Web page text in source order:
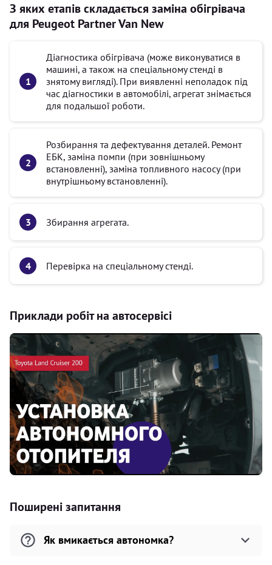
З яких етапів складається заміна обігрівача
для Peugeot Partner Van New
Діагностика обігрівача (може виконуватися в
машині, а також на спеціальному стенді в
знятому вигляді). При виявленні неполадок під
час діагностики в автомобілі, агрегат знімається
для подальшої роботи.
Розбирання та дефектування деталей. Ремонт
ЕБК, заміна помпи (при зовнішньому
встановленні), заміна топливного насосу (при
внутрішньому встановленні).
Збирання агрегата.
Перевірка на спеціальному стенді.
Приклади робіт на автосервісі
Поширені запитання
Як вмикається автономка?